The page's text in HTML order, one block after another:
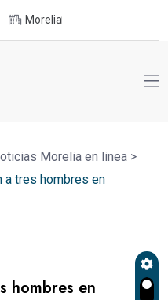
Morelia
Morelia en linea >
a tres hombres en
hombres en